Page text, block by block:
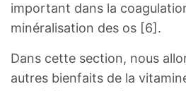
important dans la
minéralisation des os [6].
Dans cette section, nous
autres bienfaits de la